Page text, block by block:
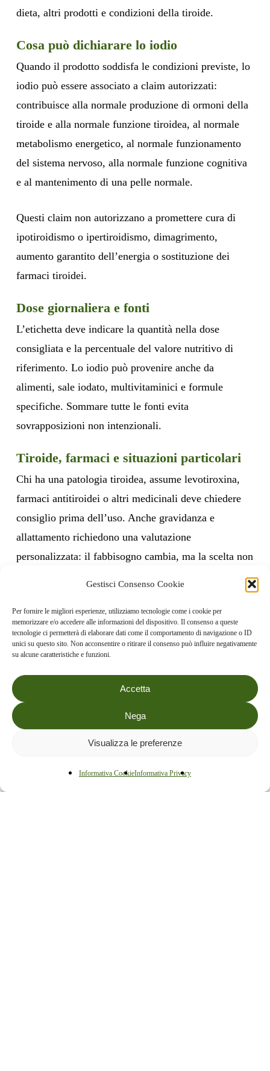
Gestisci Consenso Cookie
Per fornire le migliori esperienze, utilizziamo tecnologie come i cookie per
memorizzare e/o accedere alle informazioni del dispositivo. Il consenso a queste
tecnologie ci permetterà di elaborare dati come il comportamento di navigazione o ID
unici su questo sito. Non acconsentire o ritirare il consenso può influire negativamente
su alcune caratteristiche e funzioni.
Accetta
Nega
Visualizza le preferenze
Informativa CookieInformativa Privacy
dieta, altri prodotti e condizioni della tiroide.
Cosa può dichiarare lo iodio
Quando il prodotto soddisfa le condizioni previste, lo
iodio può essere associato a claim autorizzati:
contribuisce alla normale produzione di ormoni della
tiroide e alla normale funzione tiroidea, al normale
metabolismo energetico, al normale funzionamento
del sistema nervoso, alla normale funzione cognitiva
e al mantenimento di una pelle normale.
Questi claim non autorizzano a promettere cura di
ipotiroidismo o ipertiroidismo, dimagrimento,
aumento garantito dell’energia o sostituzione dei
farmaci tiroidei.
Dose giornaliera e fonti
L’etichetta deve indicare la quantità nella dose
consigliata e la percentuale del valore nutritivo di
riferimento. Lo iodio può provenire anche da
alimenti, sale iodato, multivitaminici e formule
specifiche. Sommare tutte le fonti evita
sovrapposizioni non intenzionali.
Tiroide, farmaci e situazioni particolari
Chi ha una patologia tiroidea, assume levotiroxina,
farmaci antitiroidei o altri medicinali deve chiedere
consiglio prima dell’uso. Anche gravidanza e
allattamento richiedono una valutazione
personalizzata: il fabbisogno cambia, ma la scelta non
Checklist per confrontare due prodotti
microgrammi di iodio per dose giornaliera;
fonte dichiarata, per esempio ioduro di potassio;
presenza di iodio in altri integratori;
Lo iodio sostiene funzioni fisiologiche normali, ma